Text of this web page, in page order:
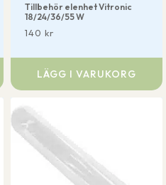
Tillbehör elenhet Vitronic
18/24/36/55 W
140 kr
LÄGG I VARUKORG